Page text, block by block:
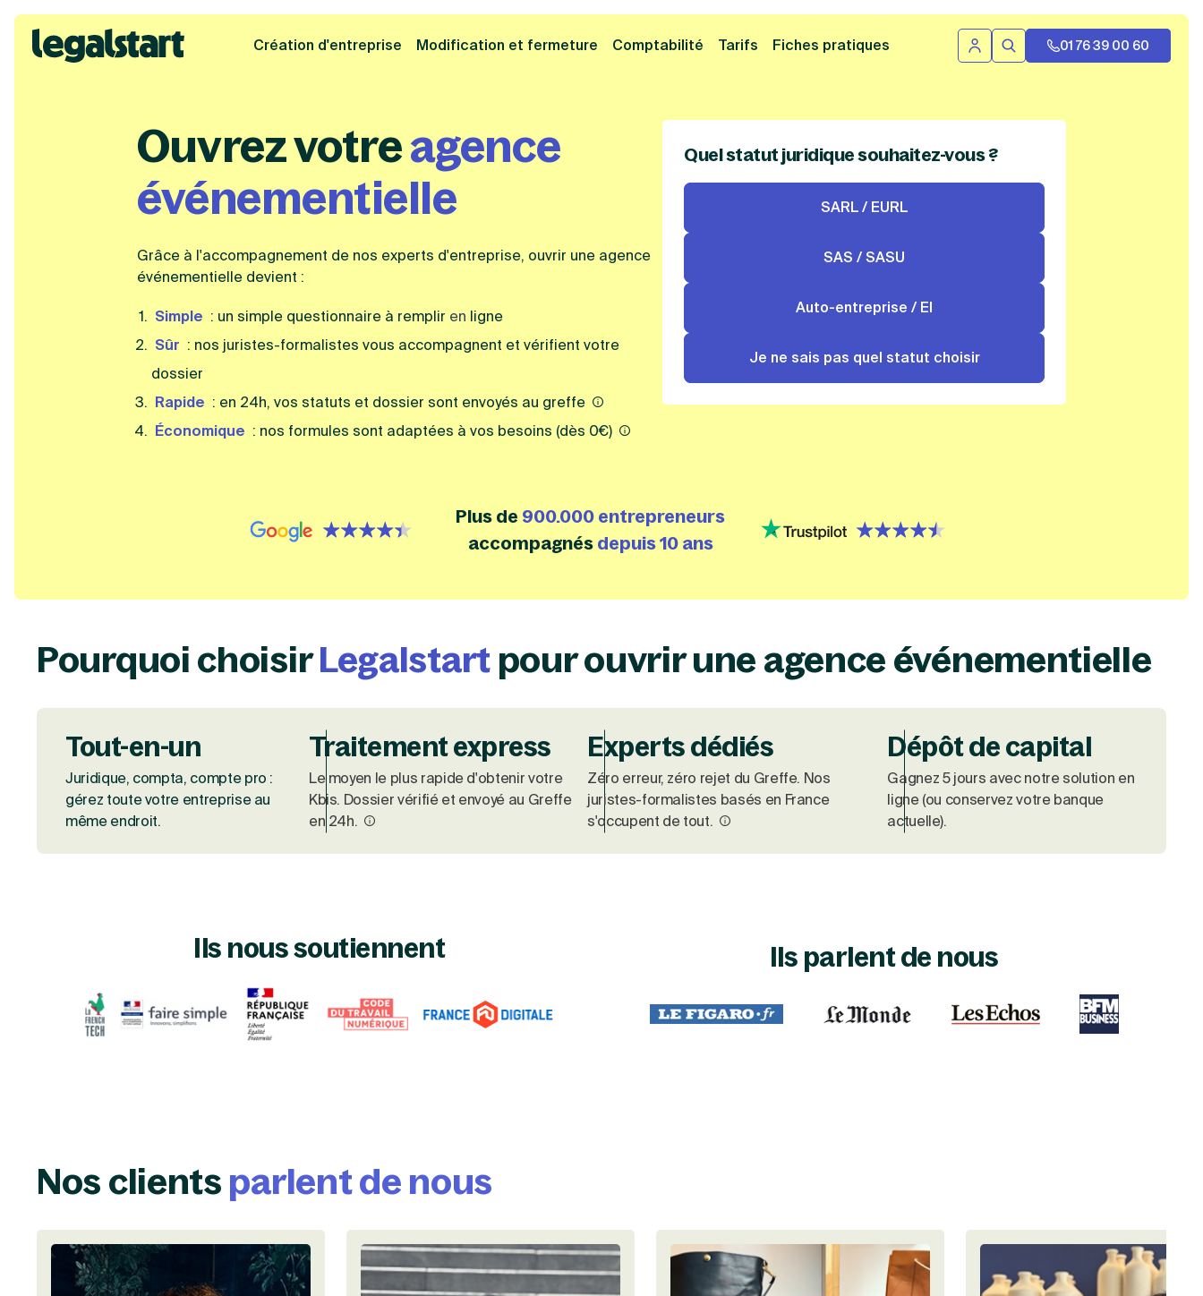
Cliquez ici pour reprendre votre démarche Fermer la bannière
Legalstart
Création d'entreprise Modification et fermeture Comptabilité Tarifs Fiches pratiques Se connecter
Rechercher01 76 39 00 60
Ouvrez votreagence
événementielle
Grâce à l'accompagnement de nos experts d'entreprise, ouvrir une agence
événementielle devient :
Simple : un simple questionnaire à remplir en ligne
Sûr : nos juristes-formalistes vous accompagnent et vérifient votre
dossier
Rapide : en 24h, vos statuts et dossier sont envoyés au greffe
Économique : nos formules sont adaptées à vos besoins (dès 0€)
Quel statut juridique souhaitez-vous ?
SARL / EURL
SAS / SASU
Auto-entreprise / EI
Je ne sais pas quel statut choisir
{id=3, name=google, label=google, isHubspotDefined=false, labelTranslations={}, type=option, createdAt=1719500302773,
Plus de 900.000 entrepreneurs
accompagnés depuis 10 ans {id=1, name='trustpilot', order=0, label='trustpilot'}
Pourquoi choisirLegalstartpour ouvrir une agence événementielle
Tout-en-un
Juridique, compta, compte pro :
gérez toute votre entreprise au
même endroit.
Traitement express
Le moyen le plus rapide d'obtenir votre
Kbis. Dossier vérifié et envoyé au Greffe
en 24h.
Experts dédiés
Zéro erreur, zéro rejet du Greffe. Nos
juristes-formalistes basés en France
s'occupent de tout.
Dépôt de capital
Gagnez 5 jours avec notre solution en
ligne (ou conservez votre banque
actuelle).
Ils nous soutiennent Ils parlent de nous
Nos clients parlent de nous